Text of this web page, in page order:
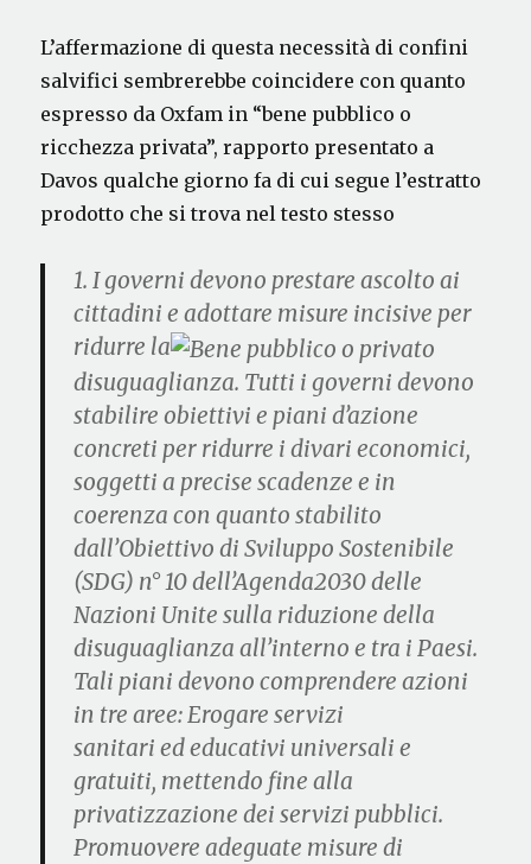
L’affermazione di questa necessità di confini
salvifici sembrerebbe coincidere con quanto
espresso da Oxfam in “bene pubblico o
ricchezza privata”, rapporto presentato a
Davos qualche giorno fa di cui segue l’estratto
prodotto che si trova nel testo stesso
1.I governi devono prestare ascolto ai
cittadini e adottare misure incisive per
ridurre la
disuguaglianza. Tutti i governi devono
stabilire obiettivi e piani d’azione
concreti per ridurre i divari economici,
soggetti a precise scadenze e in
coerenza con quanto stabilito
dall’Obiettivo di Sviluppo Sostenibile
(SDG) n° 10 dell’Agenda2030 delle
Nazioni Unite sulla riduzione della
disuguaglianza all’interno e tra i Paesi.
Tali piani devono comprendere azioni
in tre aree: Erogareservizi
sanitari ededucativi universali e
gratuiti, mettendo fine alla
privatizzazione dei servizi pubblici.
Promuovere adeguate misure di